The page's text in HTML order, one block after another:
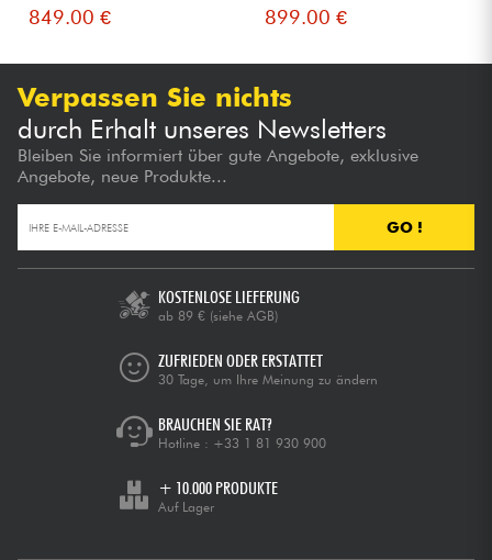
849.00 € 899.00 €
Verpassen Sie nichts
durch Erhalt unseres Newsletters
Bleiben Sie informiert über gute Angebote, exklusive
Angebote, neue Produkte...
GO !
KOSTENLOSE LIEFERUNG
ab 89 € (siehe AGB)
ZUFRIEDEN ODER ERSTATTET
30 Tage, um Ihre Meinung zu ändern
BRAUCHEN SIE RAT?
Hotline : +33 1 81 930 900
+ 10.000 PRODUKTE
Auf Lager